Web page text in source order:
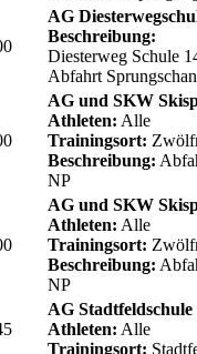
AG
Beschreibung:
Diesterweg Schule
Abfahrt
AG und SKW
Athleten: Alle
Trainingsort:
Beschreibung:
NP
AG und SKW
Athleten: Alle
Trainingsort:
Beschreibung:
NP
AG Stadtfeldschule
Athleten: Alle
Trainingsort: